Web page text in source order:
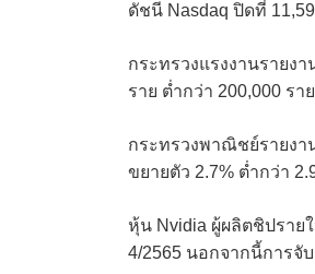
ดัชนี Nasdaq ปิดที่
กระทรวงแรงงานรายง
ราย ต่ำกว่า 200,000 ร
กระทรวงพาณิชย์รายงา
ขยายตัว 2.7% ต่ำกว่า
หุ้น Nvidia ผู้ผลิตชิปราย
4/2565 นอกจากนี้การ